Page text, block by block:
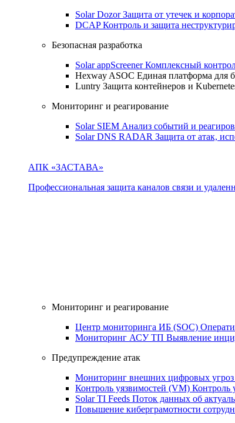
Solar DozorЗащита от утечек и
DCAPКонтроль и защита
Безопасная разработка
Solar appScreenerКомплексный
Hexway ASOC Единая платформа для
Luntry Защита контейнеров и
Мониторинг и реагирование
Solar SIEM Анализ событий и
Solar DNS RADAR Защита от атак,
АПК «ЗАСТАВА»
Профессиональная защита каналов связи и
Мониторинг и реагирование
Центр мониторинга ИБ (SOC)
Мониторинг АСУ ТП Выявление
Предупреждение атак
Мониторинг внешних цифровых
Контроль уязвимостей (VM) Контроль
Solar TI Feeds Поток данных об
Повышение киберграмотности